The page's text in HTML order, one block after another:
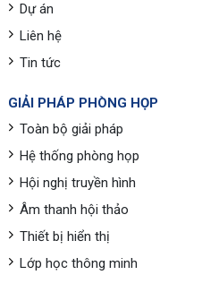
Dự án
Liên hệ
Tin tức
GIẢI PHÁP PHÒNG HỌP
Toàn bộ giải pháp
Hệ thống phòng họp
Hội nghị truyền hình
Âm thanh hội thảo
Thiết bị hiển thị
Lớp học thông minh